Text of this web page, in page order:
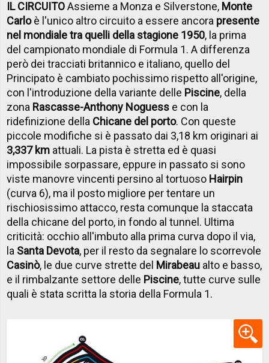
IL CIRCUITOAssieme a Monza e Silverstone, Monte
Carloè l'unico altro circuito a essere ancora presente
nel mondiale tra quelli della stagione 1950, la prima
del campionato mondiale di Formula 1. A differenza
però dei tracciati britannico e italiano, quello del
Principato è cambiato pochissimo rispetto all'origine,
con l'introduzione della variante delle Piscine, della
zona Rascasse-Anthony Noguess e con la
ridefinizione della Chicane del porto. Con queste
piccole modifiche si è passato dai 3,18 km originari ai
3,337 km attuali. La pista è stretta ed è quasi
impossibile sorpassare, eppure in passato si sono
viste manovre vincenti persino al tortuoso Hairpin
(curva 6), ma il posto migliore per tentare un
rischiosissimo attacco, resta comunque la staccata
della chicane del porto, in fondo al tunnel. Ultima
criticità: occhio all'imbuto alla prima curva dopo il via,
la Santa Devota, per il resto da segnalare lo scorrevole
Casinò, le due curve strette del Mirabeau alto e basso,
e il rimbalzante settore delle Piscine, tutte curve sulle
quali è stata scritta la storia della Formula 1.